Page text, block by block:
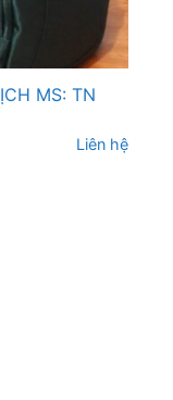
MS: TN
Liên hệ